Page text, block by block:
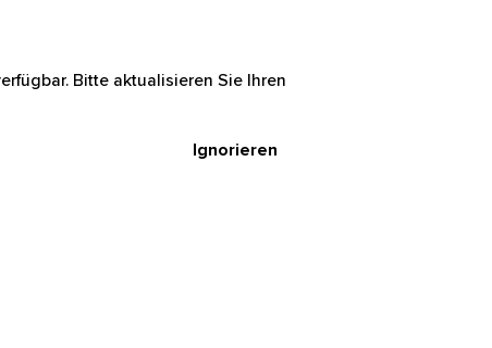
Bitte aktualisieren Sie Ihren
Ignorieren